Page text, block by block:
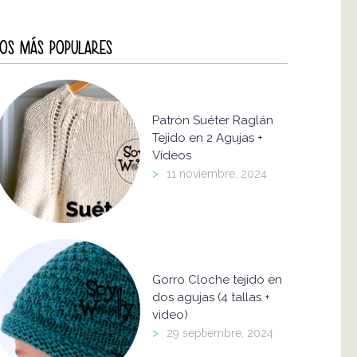
MÁS POPULARES
Patrón Suéter Raglán
Tejido en 2 Agujas +
Vídeos
> 11 noviembre, 2024
Gorro Cloche tejido en
dos agujas (4 tallas +
video)
> 29 septiembre, 2024